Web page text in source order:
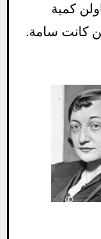
كمية
كانت سامة.